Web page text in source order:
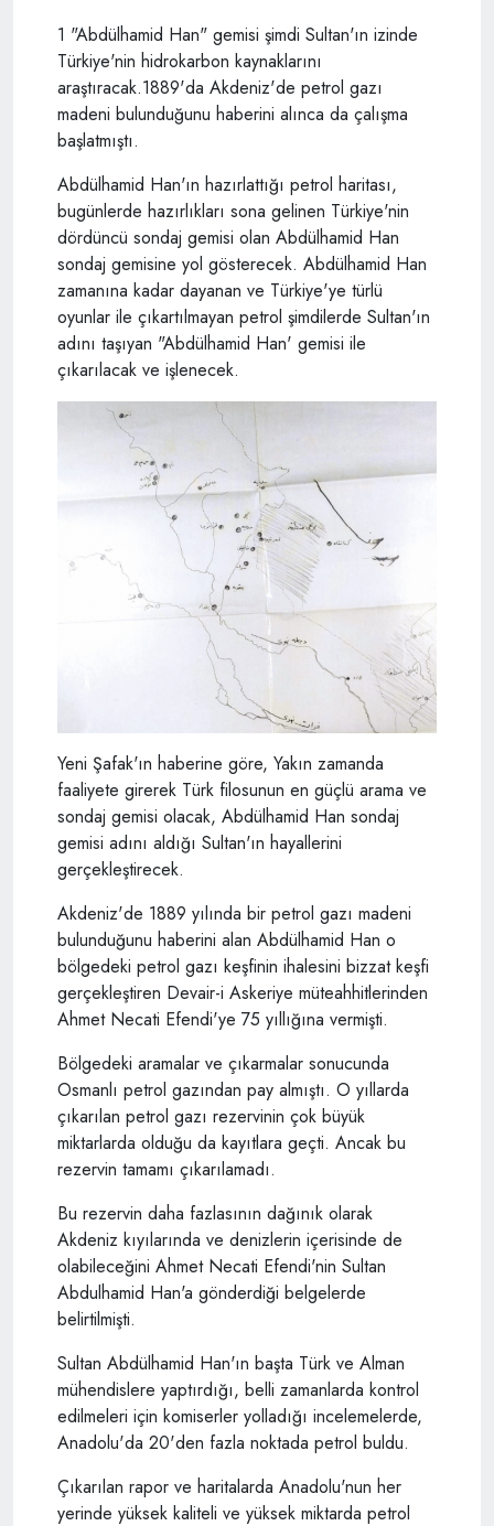
1 "Abdülhamid Han" gemisi şimdi Sultan'ın izinde
Türkiye'nin hidrokarbon kaynaklarını
araştıracak.1889'da Akdeniz'de petrol gazı
madeni bulunduğunu haberini alınca da çalışma
başlatmıştı.
Abdülhamid Han'ın hazırlattığı petrol haritası,
bugünlerde hazırlıkları sona gelinen Türkiye'nin
dördüncü sondaj gemisi olan Abdülhamid Han
sondaj gemisine yol gösterecek. Abdülhamid Han
zamanına kadar dayanan ve Türkiye'ye türlü
oyunlar ile çıkartılmayan petrol şimdilerde Sultan'ın
adını taşıyan "Abdülhamid Han' gemisi ile
çıkarılacak ve işlenecek.
Yeni Şafak'ın haberine göre, Yakın zamanda
faaliyete girerek Türk filosunun en güçlü arama ve
sondaj gemisi olacak, Abdülhamid Han sondaj
gemisi adını aldığı Sultan'ın hayallerini
gerçekleştirecek.
Akdeniz'de 1889 yılında bir petrol gazı madeni
bulunduğunu haberini alan Abdülhamid Han o
bölgedeki petrol gazı keşfinin ihalesini bizzat keşfi
gerçekleştiren Devair-i Askeriye müteahhitlerinden
Ahmet Necati Efendi'ye 75 yıllığına vermişti.
Bölgedeki aramalar ve çıkarmalar sonucunda
Osmanlı petrol gazından pay almıştı. O yıllarda
çıkarılan petrol gazı rezervinin çok büyük
miktarlarda olduğu da kayıtlara geçti. Ancak bu
rezervin tamamı çıkarılamadı.
Bu rezervin daha fazlasının dağınık olarak
Akdeniz kıyılarında ve denizlerin içerisinde de
olabileceğini Ahmet Necati Efendi'nin Sultan
Abdulhamid Han'a gönderdiği belgelerde
belirtilmişti.
Sultan Abdülhamid Han'ın başta Türk ve Alman
mühendislere yaptırdığı, belli zamanlarda kontrol
edilmeleri için komiserler yolladığı incelemelerde,
Anadolu'da 20'den fazla noktada petrol buldu.
Çıkarılan rapor ve haritalarda Anadolu'nun her
yerinde yüksek kaliteli ve yüksek miktarda petrol